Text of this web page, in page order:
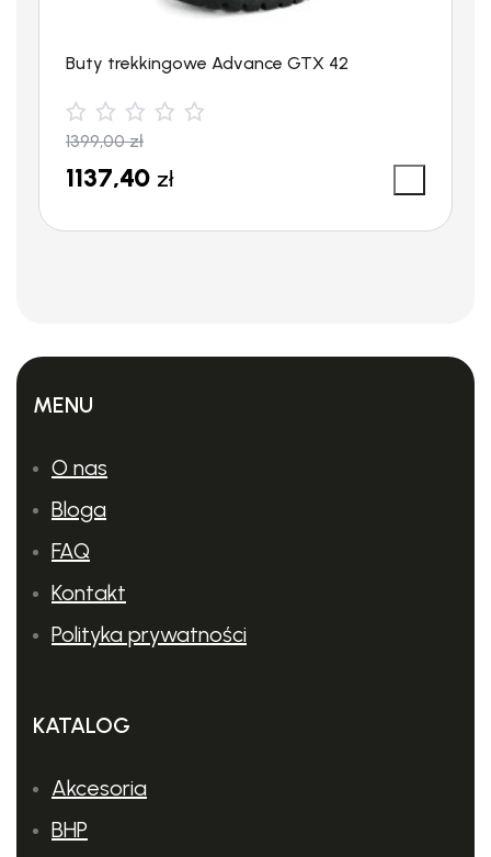
Buty trekkingowe Advance GTX 42
1399,00zł
1137,40 zł
MENU
O nas
Bloga
FAQ
Kontakt
Polityka prywatności
KATALOG
Akcesoria
BHP